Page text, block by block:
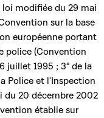
loi modifiée du 29 mai
sur la base
européenne portant
police (Convention
juillet 1995 ; 3° de la
Police et l'Inspection
du 20 décembre 2002
établie sur